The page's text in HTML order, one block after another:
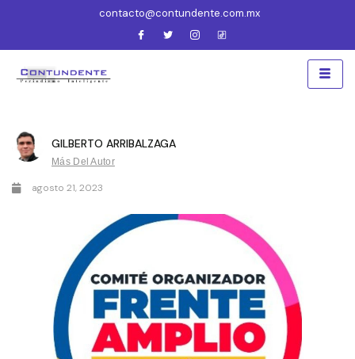
contacto@contundente.com.mx
GILBERTO ARRIBALZAGA
Más Del Autor
agosto 21, 2023